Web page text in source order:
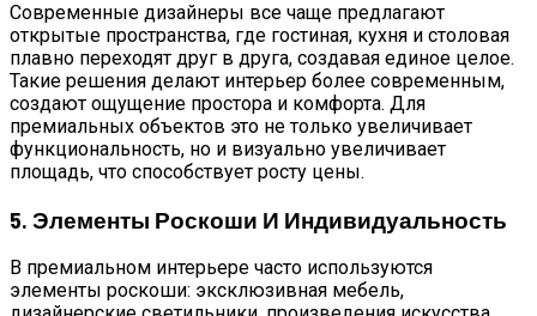
Современные дизайнеры все чаще предлагают
открытые пространства, где гостиная, кухня и столовая
плавно переходят друг в друга, создавая единое целое.
Такие решения делают интерьер более современным,
создают ощущение простора и комфорта. Для
премиальных объектов это не только увеличивает
функциональность, но и визуально увеличивает
площадь, что способствует росту цены.
5. Элементы Роскоши И Индивидуальность
В премиальном интерьере часто используются
элементы роскоши: эксклюзивная мебель,